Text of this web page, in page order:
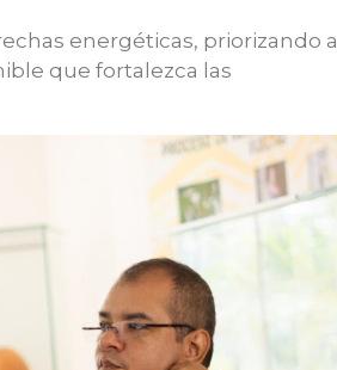
energéticas, priorizando a
que fortalezca las